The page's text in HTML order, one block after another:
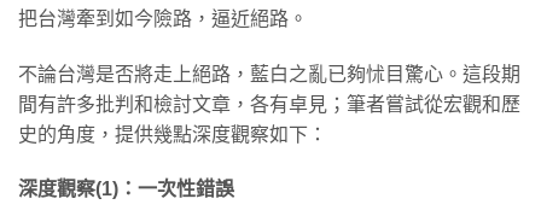
把台灣牽到如今險路，逼近絕路。
不論台灣是否將走上絕路，藍白之亂已夠怵目驚心。這段期
間有許多批判和檢討文章，各有卓見；筆者嘗試從宏觀和歷
史的角度，提供幾點深度觀察如下：
深度觀察(1) ：一次性錯誤